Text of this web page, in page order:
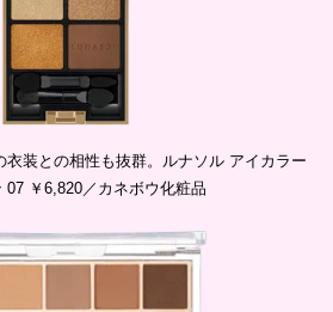
装との相性も抜群。ルナソル アイカラー
07 ￥6,820／カネボウ化粧品